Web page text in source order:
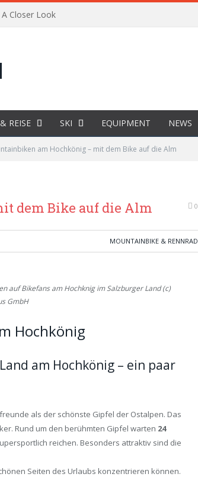
Closer Look
REISE SKI EQUIPMENT NEWS
am Hochkönig – mit dem Bike auf die Alm
dem Bike auf die Alm 0
MOUNTAINBIKE & RENNRAD
auf Bikefans am Hochknig im Salzburger Land (c)
GmbH
Hochkönig
am Hochkönig – ein paar
als der schönste Gipfel der Ostalpen. Das
Rund um den berühmten Gipfel warten 24
reichen. Besonders attraktiv sind die
Seiten des Urlaubs konzentrieren können.